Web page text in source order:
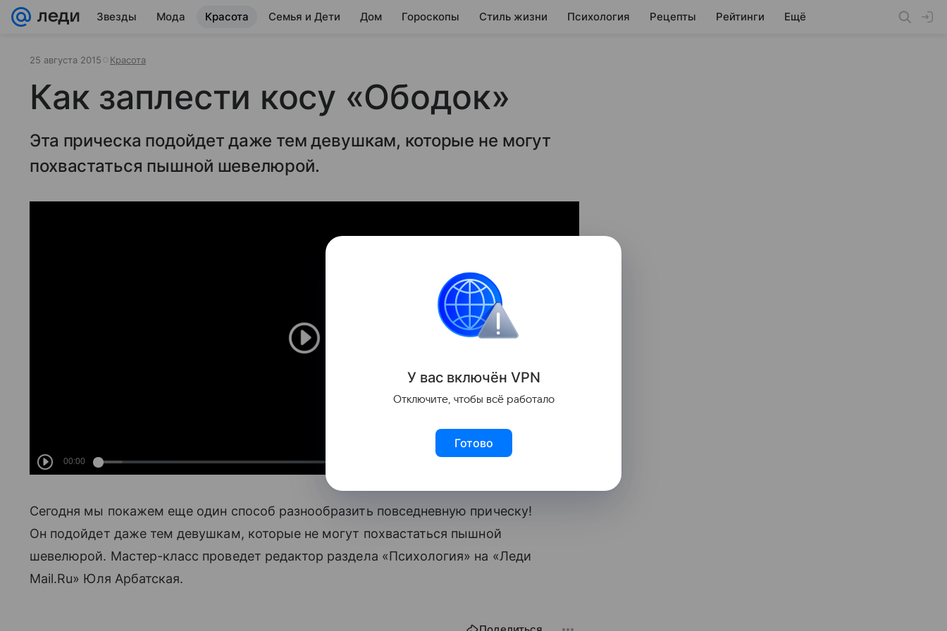
Звезды Мода Красота Семья и Дети Дом Гороскопы Стиль жизни Психология Рецепты Рейтинги Ещё
25 августа 2015 Красота
Как заплести косу «Ободок»
Эта прическа подойдет даже тем девушкам, которые не могут
похвастаться пышной шевелюрой.
Сегодня мы покажем еще один способ разнообразить повседневную прическу!
Он подойдет даже тем девушкам, которые не могут похвастаться пышной
шевелюрой. Мастер-класс проведет редактор раздела «Психология» на «Леди
Mail.Ru» Юля Арбатская.
У вас включён VPN
Отключите, чтобы всё работало
Готово